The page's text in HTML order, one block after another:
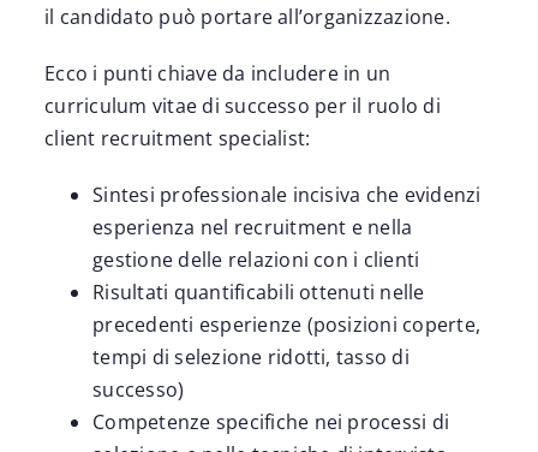
il candidato può portare all’organizzazione.
Ecco i punti chiave da includere in un
curriculum vitae di successo per il ruolo di
client recruitment specialist:
Sintesi professionale incisiva che evidenzi
esperienza nel recruitment e nella
gestione delle relazioni con i clienti
Risultati quantificabili ottenuti nelle
precedenti esperienze (posizioni coperte,
tempi di selezione ridotti, tasso di
successo)
Competenze specifiche nei processi di